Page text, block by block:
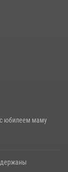
с юбилеем маму